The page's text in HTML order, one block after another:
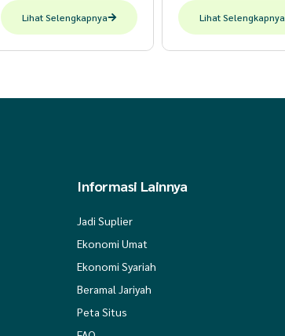
Lihat Selengkapnya Lihat Selengkapnya
Informasi Lainnya
Jadi Suplier
Ekonomi Umat
Ekonomi Syariah
Beramal Jariyah
Peta Situs